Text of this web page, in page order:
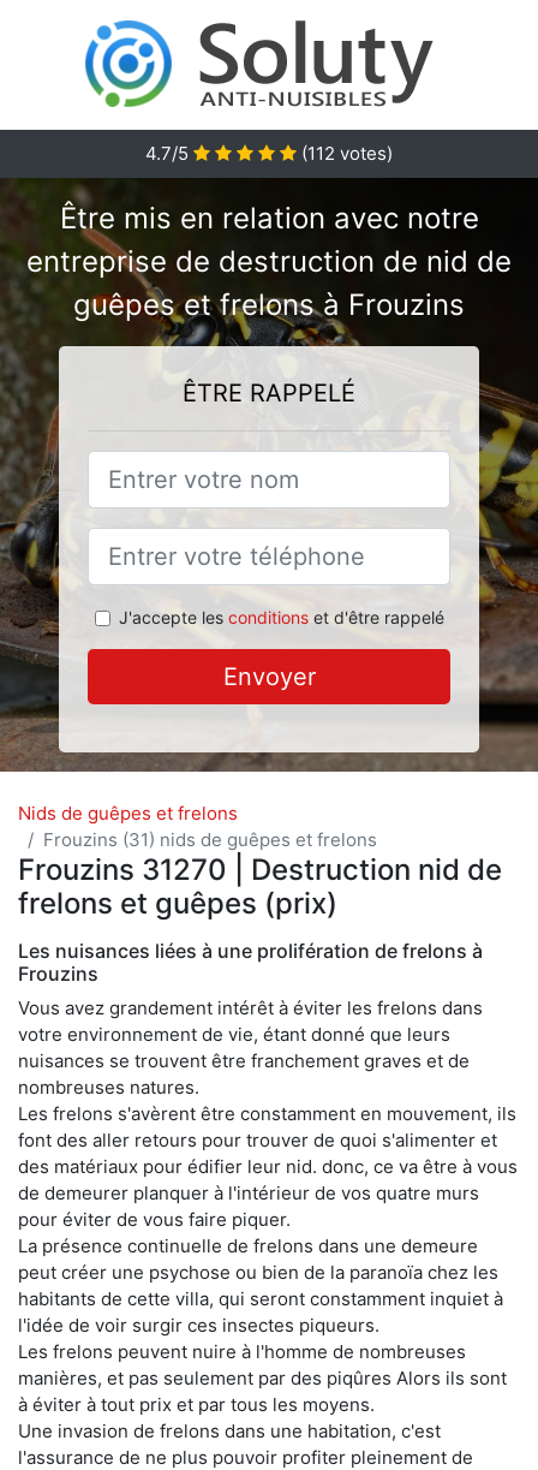
4.7/5 (112 votes)
Être mis en relation avec notre
entreprise de destruction de nid de
guêpes et frelons à Frouzins
ÊTRE RAPPELÉ
J'accepte les conditionset d'être rappelé
Envoyer
Nids de guêpes et frelons
Frouzins (31) nids de guêpes et frelons
Frouzins 31270 | Destruction nid de
frelons et guêpes (prix)
Les nuisances liées à une prolifération de frelons à
Frouzins
Vous avez grandement intérêt à éviter les frelons dans
votre environnement de vie, étant donné que leurs
nuisances se trouvent être franchement graves et de
nombreuses natures.
Les frelons s'avèrent être constamment en mouvement, ils
font des aller retours pour trouver de quoi s'alimenter et
des matériaux pour édifier leur nid. donc, ce va être à vous
de demeurer planquer à l'intérieur de vos quatre murs
pour éviter de vous faire piquer.
La présence continuelle de frelons dans une demeure
peut créer une psychose ou bien de la paranoïa chez les
habitants de cette villa, qui seront constamment inquiet à
l'idée de voir surgir ces insectes piqueurs.
Les frelons peuvent nuire à l'homme de nombreuses
manières, et pas seulement par des piqûres Alors ils sont
à éviter à tout prix et par tous les moyens.
Une invasion de frelons dans une habitation, c'est
l'assurance de ne plus pouvoir profiter pleinement de